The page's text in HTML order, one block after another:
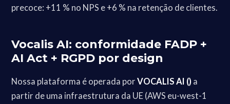
precoce: +11 % no NPS e +6 % na retenção de clientes.
Vocalis AI: conformidade FADP +
AI Act + RGPD por design
Nossa plataforma é operada porVOCALIS AI () a
partir de uma infraestrutura da UE (AWS eu-west-1